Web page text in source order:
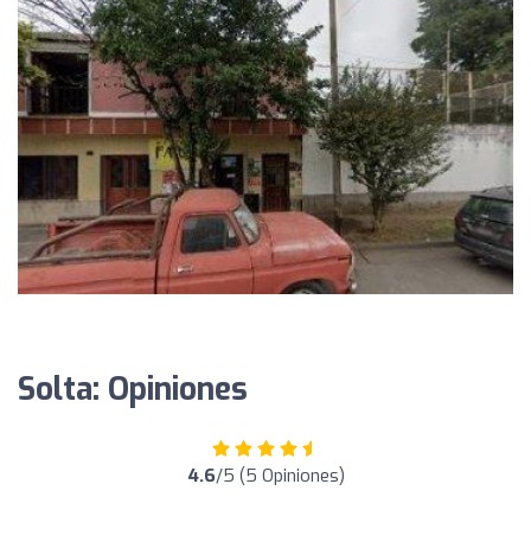
Solta: Opiniones
4.6/5 (5 Opiniones)